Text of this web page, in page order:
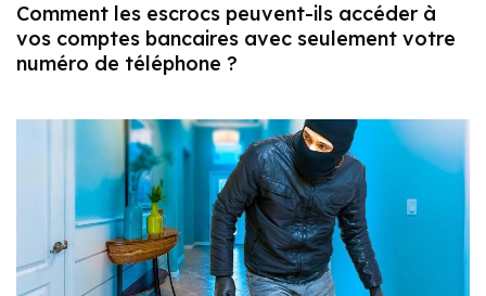
Comment les escrocs peuvent-ils accéder à
vos comptes bancaires avec seulement votre
numéro de téléphone ?